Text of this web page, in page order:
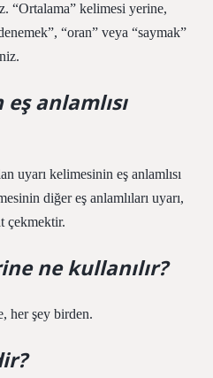
“Ortalama” kelimesi yerine,
“oran” veya “saymak”
anlamlısı
uyarı kelimesinin eş anlamlısı
diğer eş anlamlıları uyarı,
çekmektir.
ne kullanılır?
her şey birden.